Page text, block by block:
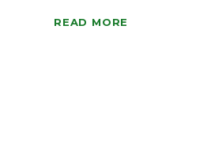
READ MORE